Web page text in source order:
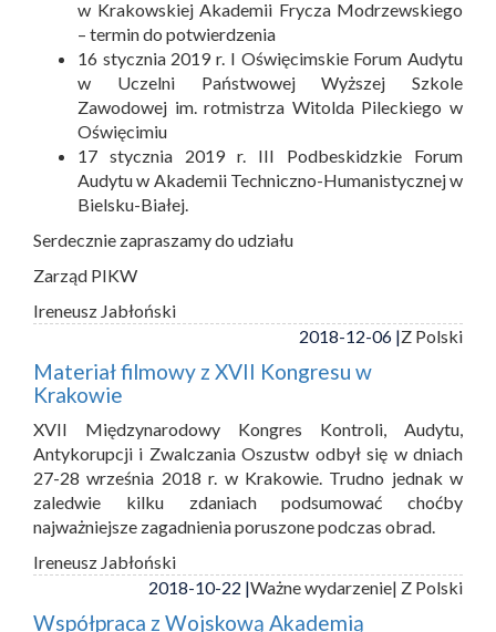
w Krakowskiej Akademii Frycza Modrzewskiego
– termin do potwierdzenia
16 stycznia 2019 r. I Oświęcimskie Forum Audytu
w Uczelni Państwowej Wyższej Szkole
Zawodowej im. rotmistrza Witolda Pileckiego w
Oświęcimiu
17 stycznia 2019 r. III Podbeskidzkie Forum
Audytu w Akademii Techniczno-Humanistycznej w
Bielsku-Białej.
Serdecznie zapraszamy do udziału
Zarząd PIKW
Ireneusz Jabłoński
2018-12-06 |Z Polski
Materiał filmowy z XVII Kongresu w
Krakowie
XVII Międzynarodowy Kongres Kontroli, Audytu,
Antykorupcji i Zwalczania Oszustw odbył się w dniach
27-28 września 2018 r. w Krakowie. Trudno jednak w
zaledwie kilku zdaniach podsumować choćby
najważniejsze zagadnienia poruszone podczas obrad.
Ireneusz Jabłoński
2018-10-22 |Ważne wydarzenie| Z Polski
Współpraca z Wojskową Akademią